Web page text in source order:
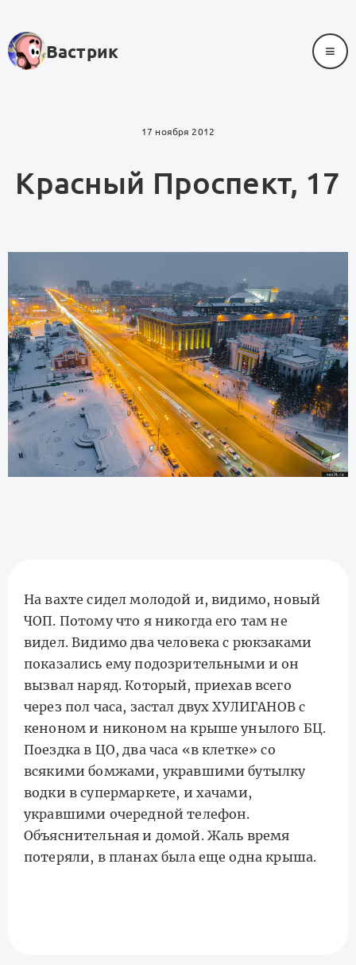
Вастрик ≡
17 ноября 2012
Красный Проспект, 17
На вахте сидел молодой и, видимо, новый
ЧОП. Потому что я никогда его там не
видел. Видимо два человека с рюкзаками
показались ему подозрительными и он
вызвал наряд. Который, приехав всего
через пол часа, застал двух ХУЛИГАНОВ с
кеноном и никоном на крыше унылого БЦ.
Поездка в ЦО, два часа «в клетке» со
всякими бомжами, укравшими бутылку
водки в супермаркете, и хачами,
укравшими очередной телефон.
Объяснительная и домой. Жаль время
потеряли, в планах была еще одна крыша.